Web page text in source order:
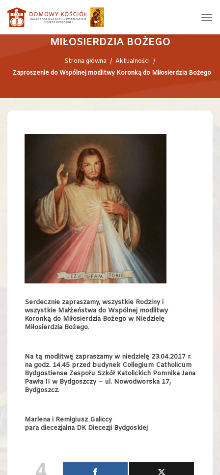
ZAPROSZENIE DO WSPÓLNEJ
MODLITWY KORONKĄ DO
MIŁOSIERDZIA BOŻEGO
Strona główna / Aktualności /
Zaproszenie do Wspólnej modlitwy Koronką do Miłosierdzia Bożego
Serdecznie zapraszamy, wszystkie Rodziny i
wszystkie Małżeństwa do Wspólnej modlitwy
Koronką do Miłosierdzia Bożego w Niedzielę
Miłosierdzia Bożego.
Na tą modlitwę zapraszamy w niedzielę 23.04.2017 r.
na godz. 14.45 przed budynek Collegium Catholicum
Bydgostiense Zespołu Szkół Katolickich Pomnika Jana
Pawła II w Bydgoszczy – ul. Nowodworska 17,
Bydgoszcz.
Marlena i Remigiusz Galiccy
para diecezjalna DK Diecezji Bydgoskiej